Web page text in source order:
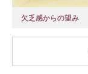
欠乏感からの望み